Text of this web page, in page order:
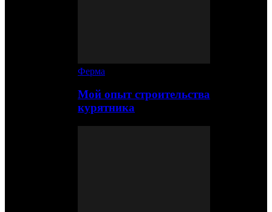
Ферма
Мой опыт строительства
курятника